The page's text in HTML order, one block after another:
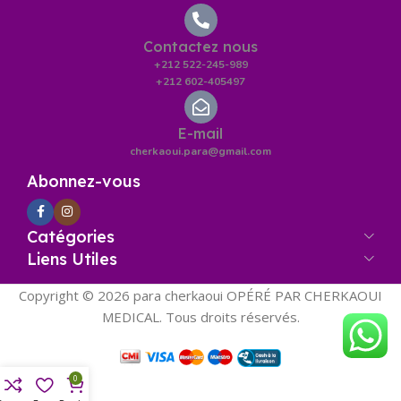
Contactez nous
+212 522-245-989
+212 602-405497
E-mail
cherkaoui.para@gmail.com
Abonnez-vous
Catégories
Liens Utiles
Copyright © 2026 para cherkaoui OPÉRÉ PAR CHERKAOUI
MEDICAL. Tous droits réservés.
0